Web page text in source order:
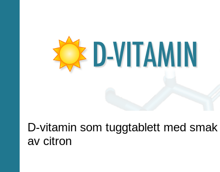
D-vitamin som tuggtablett med smak
av citron